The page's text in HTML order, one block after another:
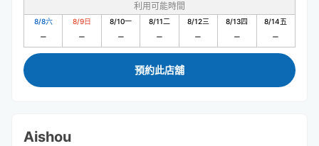
利用可能時間
8/8六 8/9日 8/10一 8/11二 8/12三 8/13四 8/14五
預約此店舖
Aishou